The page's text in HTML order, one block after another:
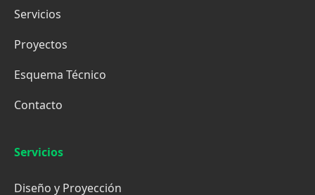
Servicios
Proyectos
Esquema Técnico
Contacto
Servicios
Diseño y Proyección